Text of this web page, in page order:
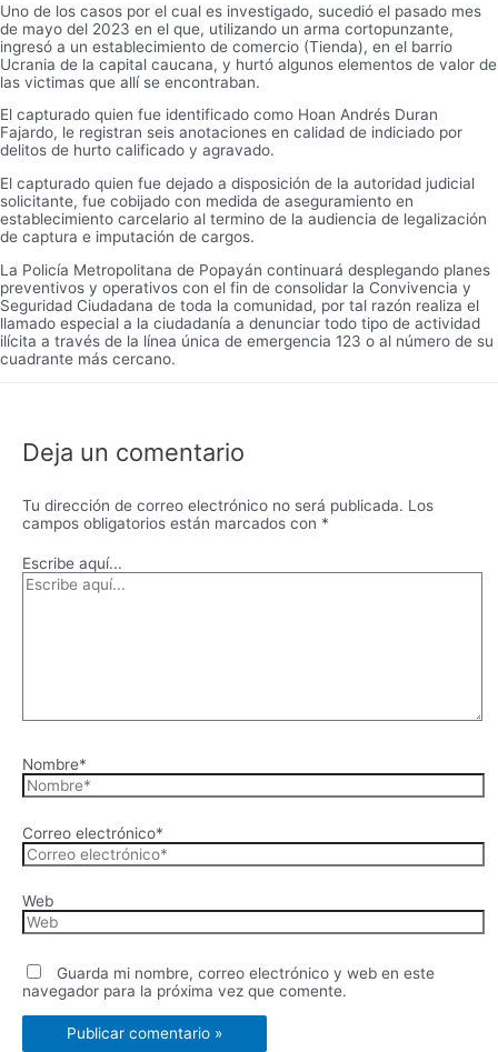
Uno de los casos por el cual es investigado, sucedió el pasado mes
de mayo del 2023 en el que, utilizando un arma cortopunzante,
ingresó a un establecimiento de comercio (Tienda), en el barrio
Ucrania de la capital caucana, y hurtó algunos elementos de valor de
las victimas que allí se encontraban.
El capturado quien fue identificado como Hoan Andrés Duran
Fajardo, le registran seis anotaciones en calidad de indiciado por
delitos de hurto calificado y agravado.
El capturado quien fue dejado a disposición de la autoridad judicial
solicitante, fue cobijado con medida de aseguramiento en
establecimiento carcelario al termino de la audiencia de legalización
de captura e imputación de cargos.
La Policía Metropolitana de Popayán continuará desplegando planes
preventivos y operativos con el fin de consolidar la Convivencia y
Seguridad Ciudadana de toda la comunidad, por tal razón realiza el
llamado especial a la ciudadanía a denunciar todo tipo de actividad
ilícita a través de la línea única de emergencia 123 o al número de su
cuadrante más cercano.
Deja un comentario
Tu dirección de correo electrónico no será publicada. Los
campos obligatorios están marcados con *
Escribe aquí...
Nombre*
Correo electrónico*
Web
Guarda mi nombre, correo electrónico y web en este
navegador para la próxima vez que comente.